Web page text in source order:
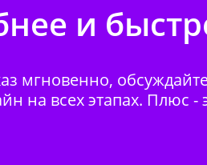
и
мгновенно,
на всех этапах. Плюс